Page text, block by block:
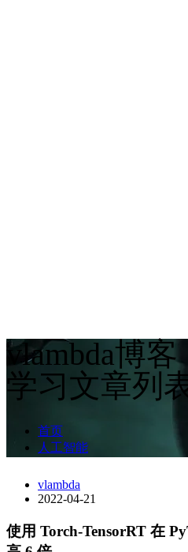
vlambda博客
学习文章列
首页
人工智能
vlambda
2022-04-21
使用 Torch-TensorRT 在